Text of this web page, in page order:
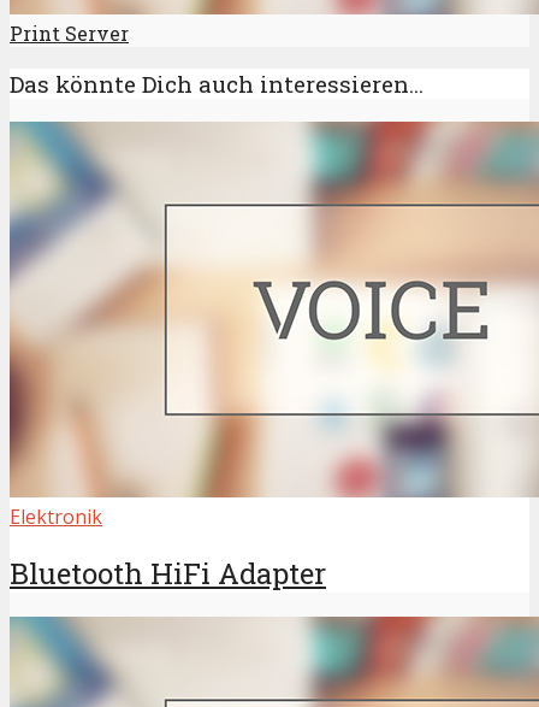
Print Server
Das könnte Dich auch interessieren...
Elektronik
Bluetooth HiFi Adapter